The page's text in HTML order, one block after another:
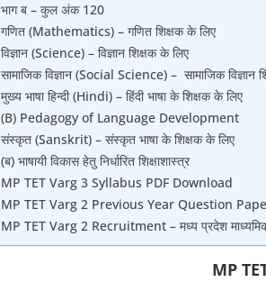
भाग ब – कुल अंक 120
गणित (Mathematics) – गणित शिक्षक के लिए
विज्ञान (Science) – विज्ञान शिक्षक के लिए
सामाजिक विज्ञान (Social Science) – सामाजिक विज्ञान
मुख्‍य भाषा हिन्‍दी (Hindi) – हिंदी भाषा के शिक्षक के लिए
(B) Pedagogy of Language Development
संस्‍कृत (Sanskrit) – संस्‍कृत भाषा के शिक्षक के लिए
(ब) भाषायी विकास हेतु निर्धारित शिक्षाशास्‍त्र
MP TET Varg 3 Syllabus PDF Download
MP TET Varg 2 Previous Year Question Paper
MP TET Varg 2 Recruitment – मध्य प्रदेश माध्यमिक
MP